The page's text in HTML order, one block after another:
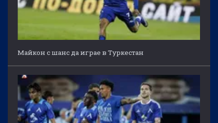
Майкон с шанс да играе в Туркестан